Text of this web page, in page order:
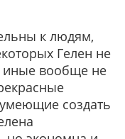
к людям,
Гелен не
иные вообще не
создать